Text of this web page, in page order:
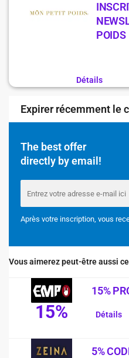
POIDS
Détails
Expirer récemment le
The best offer
directly by email!
Après votre inscription, vous
Vous aimerez peut-être aussi
15%
15%
Détails
5%